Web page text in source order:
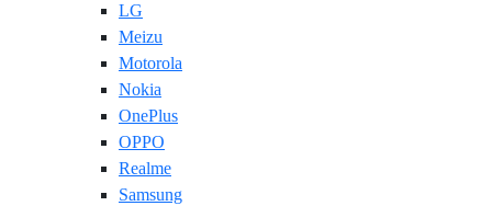
LG
Meizu
Motorola
Nokia
OnePlus
OPPO
Realme
Samsung